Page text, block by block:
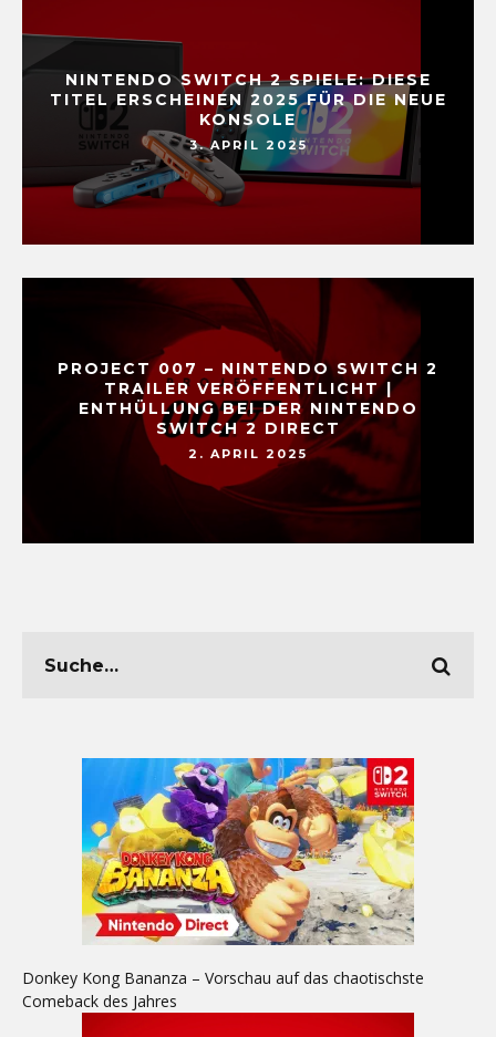
NINTENDO SWITCH 2 SPIELE: DIESE
TITEL ERSCHEINEN 2025 FÜR DIE NEUE
KONSOLE
3. APRIL 2025
PROJECT 007 – NINTENDO SWITCH 2
TRAILER VERÖFFENTLICHT |
ENTHÜLLUNG BEI DER NINTENDO
SWITCH 2 DIRECT
2. APRIL 2025
Donkey Kong Bananza – Vorschau auf das chaotischste
Comeback des Jahres